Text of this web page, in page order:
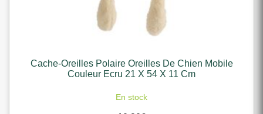
Cache-Oreilles Polaire Oreilles De Chien Mobile
Couleur Ecru 21 X 54 X 11 Cm
En stock